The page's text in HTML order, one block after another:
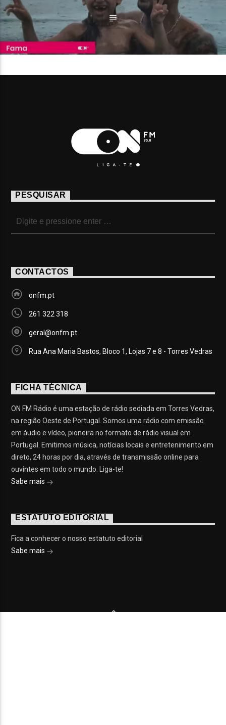
PESQUISAR
CONTACTOS
onfm.pt
261 322 318
geral@onfm.pt
Rua Ana Maria Bastos, Bloco 1, Lojas 7 e 8 - Torres Vedras
FICHA TÉCNICA
ON FM Rádio é uma estação de rádio sediada em Torres Vedras,
na região Oeste de Portugal. Somos uma rádio com emissão
em áudio e vídeo, pioneira no formato de rádio visual em
Portugal. Emitimos música, notícias locais e entretenimento em
direto, 24 horas por dia, através de transmissão online para
ouvintes em todo o mundo. Liga-te!
Sabe mais
ESTATUTO EDITORIAL
Fica a conhecer o nosso estatuto editorial
Sabe mais